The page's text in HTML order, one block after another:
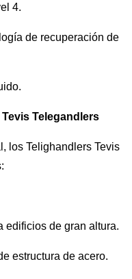
4.
de recuperación de
Telegandlers
los Telighandlers Tevis
edificios de gran altura.
estructura de acero.